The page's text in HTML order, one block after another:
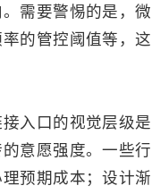
需要警惕的是，
的管控阈值等，
入口的视觉层级
意愿强度。一些
预期成本；设计